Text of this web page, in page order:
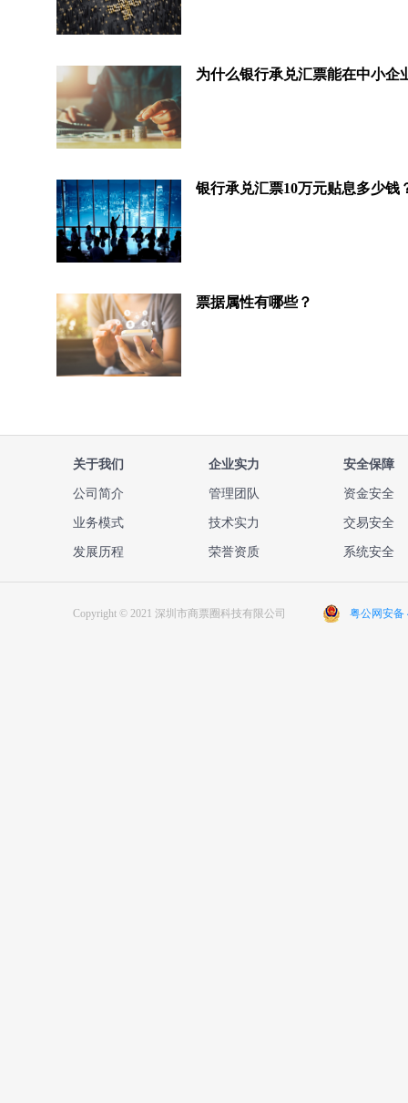
银行承兑汇票10万元贴息多少钱
票据属性有哪些？
关于我们
公司简介
业务模式
发展历程
企业实力
管理团队
技术实力
荣誉资质
安全保障
资金安全
交易安全
系统安全
Copyright © 2021 深圳市商票圈科技有限公司 粤公网安备